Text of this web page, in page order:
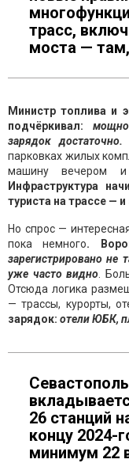
трасс,
моста —
Министр топлива и
подчёркивал:
зарядок достаточно.
парковках жилых
машину вечером
Инфраструктура
туриста на трассе —
Но спрос —
пока немного.
зарегистрировано не
уже часто видно .
Отсюда логика
— трассы, курорты,
зарядок: отели ЮБК,
26 станций
концу 2024-
минимум 22